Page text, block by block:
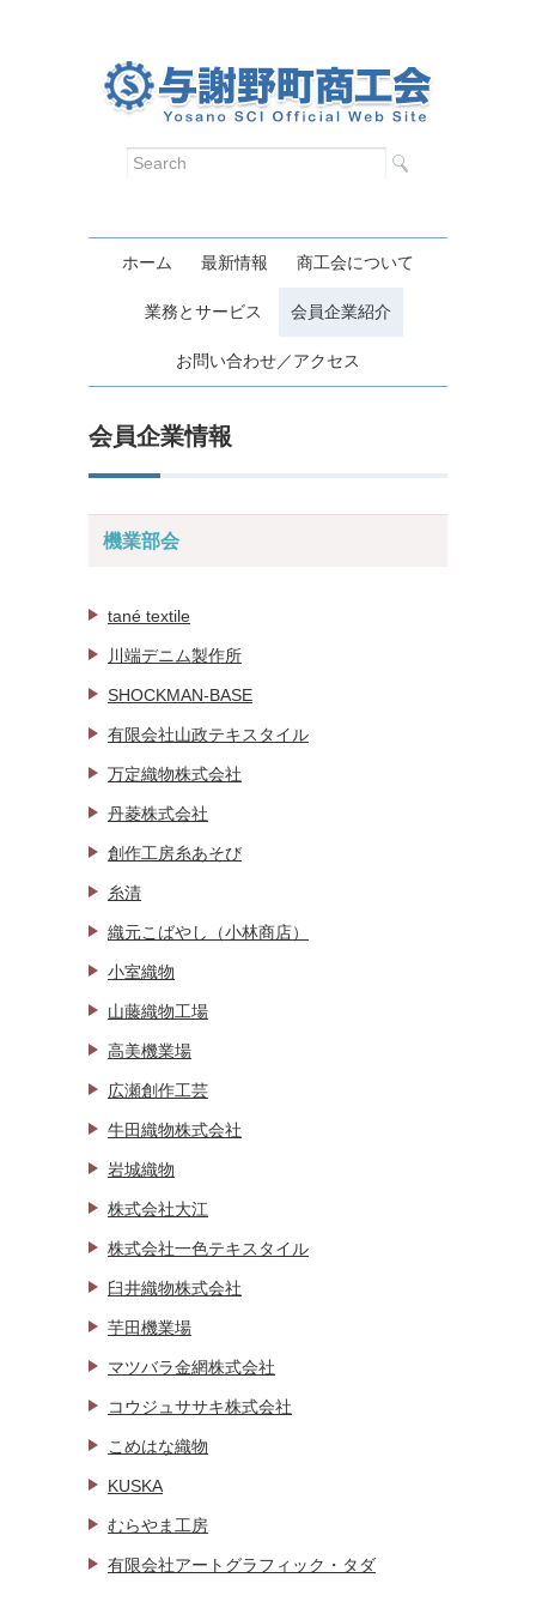
ホーム 最新情報 商工会について
業務とサービス 会員企業紹介
お問い合わせ／アクセス
会員企業情報
機業部会
tané textile
川端デニム製作所
SHOCKMAN-BASE
有限会社山政テキスタイル
万定織物株式会社
丹菱株式会社
創作工房糸あそび
糸清
織元こばやし（小林商店）
小室織物
山藤織物工場
高美機業場
広瀬創作工芸
牛田織物株式会社
岩城織物
株式会社大江
株式会社一色テキスタイル
臼井織物株式会社
芋田機業場
マツバラ金網株式会社
コウジュササキ株式会社
こめはな織物
KUSKA
むらやま工房
有限会社アートグラフィック・タダ